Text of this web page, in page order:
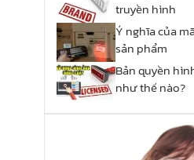
truyền hình
Ý nghĩa của
sản phẩm
Bản quyền
như thế nào?